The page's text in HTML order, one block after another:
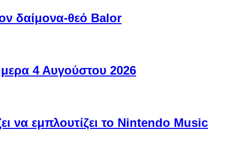
δαίμονα-θεό Balor
4 Αυγούστου 2026
να εμπλουτίζει το Nintendo Music